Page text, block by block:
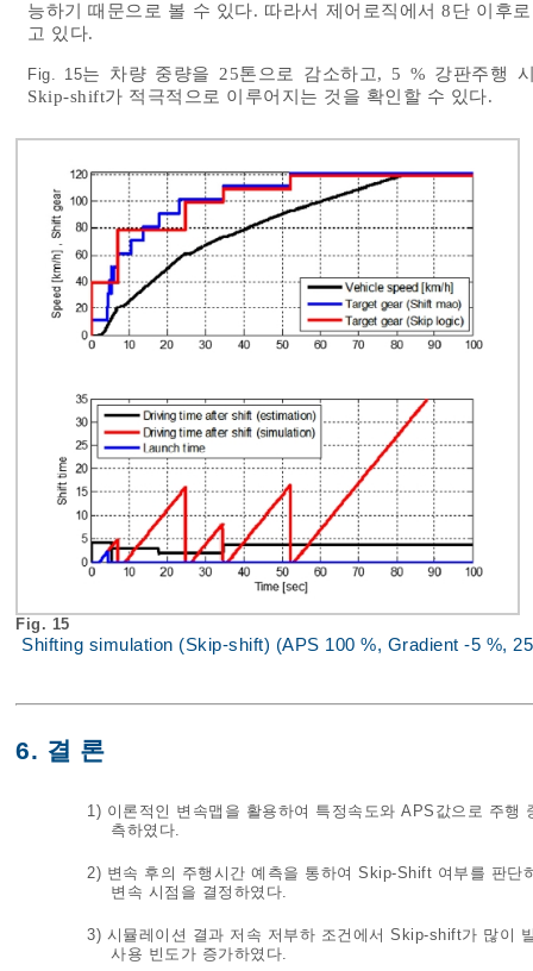
능하기 때문으로 볼 수 있다. 따라서 제어로직에서 8단 이후
고 있다.
Fig. 15는 차량 중량을 25톤으로 감소하고, 5 % 강판주행
Skip-shift가 적극적으로 이루어지는 것을 확인할 수 있다.
Fig. 15
Shifting simulation (Skip-shift) (APS 100 %, Gradient -5 %,
6. 결 론
1) 이론적인 변속맵을 활용하여 특정속도와 APS값으로 주
측하였다.
2) 변속 후의 주행시간 예측을 통하여 Skip-Shift 여부를 판
변속 시점을 결정하였다.
3) 시뮬레이션 결과 저속 저부하 조건에서 Skip-shift가 많이
사용 빈도가 증가하였다.